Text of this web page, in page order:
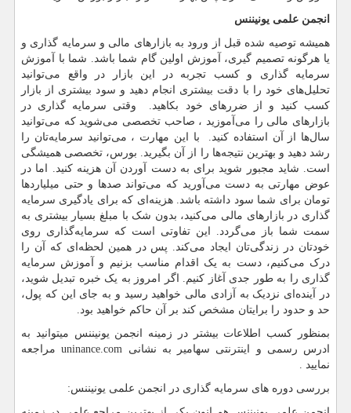
انجمن علمی یونیننس
همیشه توصیه شده قبل از ورود به بازارهای مالی و سرمایه گذاری و
یا هرگونه تصمیم گیری، آموزش اولین گام شما باشد. شما با آموزش
سرمایه گذاری و کسب تجربه در این بازار در واقع می‌توانید
تحلیل‌های خود را با دقت بیشتری انجام دهید و سود بیشتری از بازار
کسب کنید و از ضررهای خود بکاهید. وقتی سرمایه گذاری در
بازارهای مالی را می‌آموزید ، صاحب تخصصی می‌شوید که می‌توانید
سال‌ها از آن استفاده کنید. با این مهارت ، می‌توانید سرمایه‌تان را
رشد دهید و بهترین نتیجه‌ها را از آن بگیرید. بورس، تخصصی همیشگی
است. شاید مجبور شوید برای به دست آوردن آن هزینه کنید. اما در
عوض مهارتی به دست می‌آورید که می‌تواند صدها و حتی میلیاردها
تومان برای شما سود داشته باشد. هزینه‌ای که برای یادگیری سرمایه‌
گذاری در بازارهای مالی می‌کنید، بدون شک با مبلغ بسیار بیشتری به
سمت شما باز می‌گردد. این تفاوتی است که سرمایه‌گذاری روی
خودتان در زندگی‌تان ایجاد می‌کند. پس در همین لحظه‌ای که آن را
درک می‌کنیم، دست به یک اقدام مناسب بزنیم و آموزش سرمایه
گذاری را به طور جدی آغاز کنیم. اگر امروز به یک خبره تبدیل شوید،
در آینده‌ای نزدیک به آزادی مالی خواهید رسید و به جای این که پول،
حد و حدود را برایتان مشخص کند بر آن حاکم خواهید بود.
بمنظور کسب اطلاعات بیشتر در زمینه انجمن یونیننس میتوانید به
ادرس رسمی و اینترنتی سهامیر به نشانی uninance.comمراجعه
نمایید .
بررسی دوره های سرمایه گذاری در انجمن علمی یونیننس: